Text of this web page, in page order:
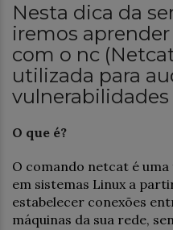
Nesta dica da
iremos
com o nc
utilizada para
vulnerabilidades
O que é?
O comando netcat é
em sistemas Linux a
estabelecer conexões
máquinas da sua rede,